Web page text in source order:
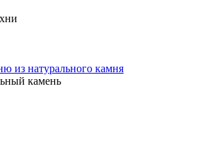
из натурального камня
камень